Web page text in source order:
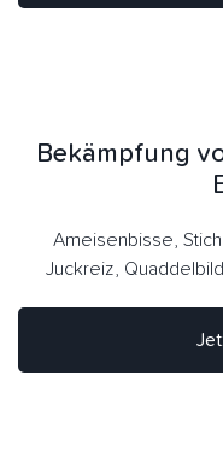
Bekämpfung
Ameisenbisse,
Juckreiz,